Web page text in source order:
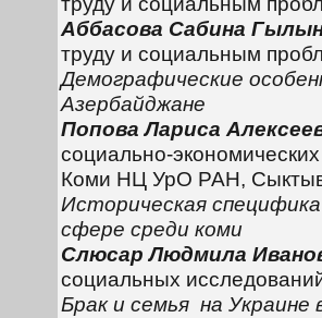
Аббасова Сабина
труду и социальным
Демографические
Азербайджане
Попова Лариса
социально-
Коми НЦ УрО РАН,
Историческая
сфере среди коми
Слюсар Людмила
социальных
Брак и семья на Украине